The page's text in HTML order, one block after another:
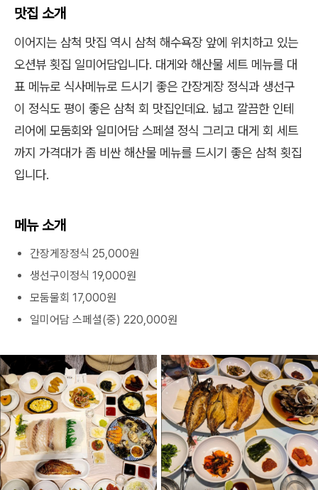
맛집 소개
이어지는 삼척 맛집 역시 삼척 해수욕장 앞에 위치하고 있는
오션뷰 횟집 일미어담입니다. 대게와 해산물 세트 메뉴를 대
표 메뉴로 식사메뉴로 드시기 좋은 간장게장 정식과 생선구
이 정식도 평이 좋은 삼척 회 맛집인데요. 넓고 깔끔한 인테
리어에 모둠회와 일미어담 스페셜 정식 그리고 대게 회 세트
까지 가격대가 좀 비싼 해산물 메뉴를 드시기 좋은 삼척 횟집
입니다.
메뉴 소개
간장게장정식 25,000원
생선구이정식 19,000원
모둠물회 17,000원
일미어담 스페셜(중) 220,000원